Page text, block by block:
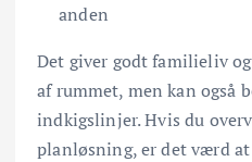
anden
Det giver godt familieliv
af rummet, men kan også
indkigslinjer. Hvis du
planløsning, er det værd at